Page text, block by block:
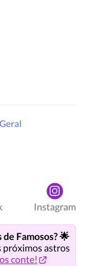
Instagram
Famosos? 🌟
próximos astros
conte!